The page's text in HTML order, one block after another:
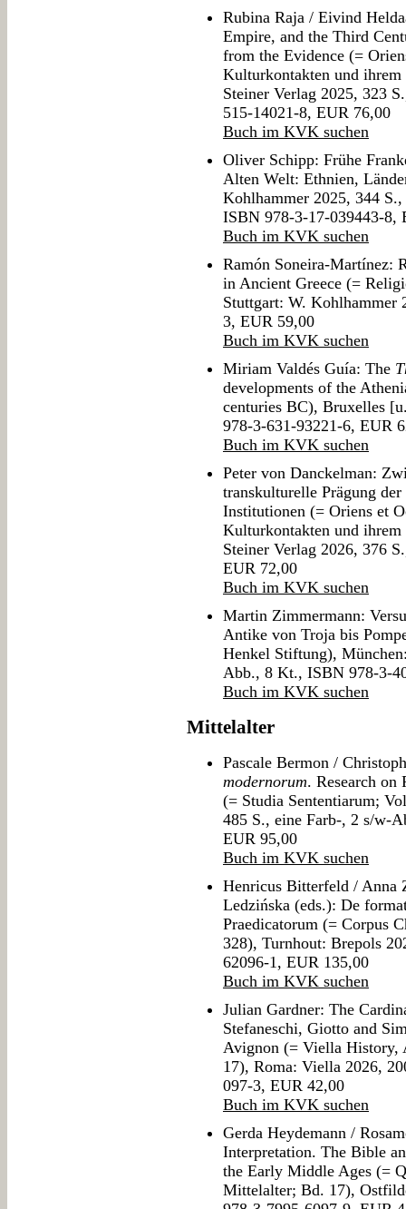
Rubina Raja / Eivind
Empire, and the Third
from the Evidence (=
Kulturkontakten und
Steiner Verlag 2025, 323
515-14021-8, EUR 76,00
Buch im KVK suchen
Oliver Schipp: Frühe
Alten Welt: Ethnien,
Kohlhammer 2025, 344
ISBN 978-3-17-039443-8,
Buch im KVK suchen
Ramón Soneira-Martínez:
in Ancient Greece (=
Stuttgart: W. Kohlhammer
3, EUR 59,00
Buch im KVK suchen
Miriam Valdés Guía: The
developments of the
centuries BC), Bruxelles
978-3-631-93221-6, EUR
Buch im KVK suchen
Peter von Danckelman:
transkulturelle Prägung
Institutionen (= Oriens et
Kulturkontakten und
Steiner Verlag 2026, 376
EUR 72,00
Buch im KVK suchen
Martin Zimmermann:
Antike von Troja bis
Henkel Stiftung),
Abb., 8 Kt., ISBN 978-3-
Buch im KVK suchen
Mittelalter
Pascale Bermon /
modernorum. Research on
(= Studia Sententiarum;
485 S., eine Farb-, 2 s/w-
EUR 95,00
Buch im KVK suchen
Henricus Bitterfeld / Anna
Ledzińska (eds.): De
Praedicatorum (= Corpus
328), Turnhout: Brepols
62096-1, EUR 135,00
Buch im KVK suchen
Julian Gardner: The
Stefaneschi, Giotto and
Avignon (= Viella History,
17), Roma: Viella 2026,
097-3, EUR 42,00
Buch im KVK suchen
Gerda Heydemann /
Interpretation. The Bible
the Early Middle Ages (=
Mittelalter; Bd. 17),